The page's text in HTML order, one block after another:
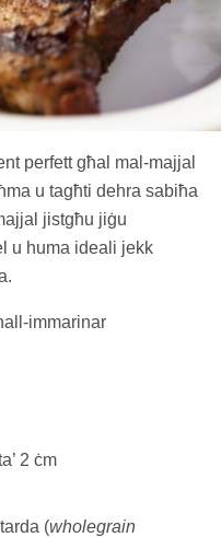
perfett għal mal-majjal
u tagħti dehra sabiħa
jistgħu jiġu
u huma ideali jekk
immarinar
2 ċm
(wholegrain